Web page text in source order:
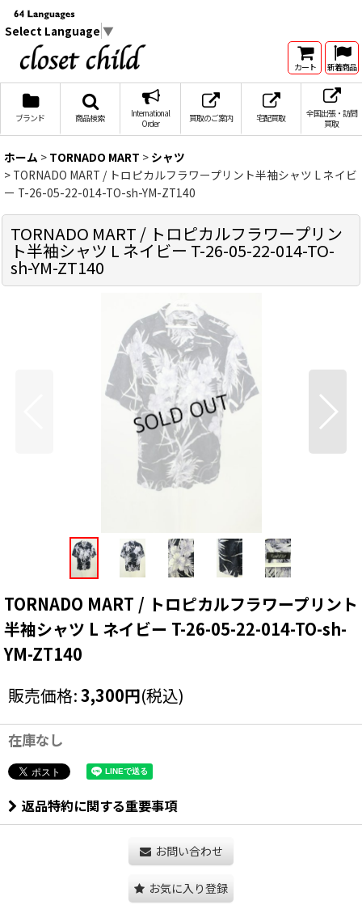
Select Language ▼
カート 新着商品
ブランド 商品検索
International
Order
買取のご案内 宅配買取
全国出張・訪問
買取
ホーム > TORNADO MART > シャツ
> TORNADO MART / トロピカルフラワープリント半袖シャツ L ネイビ
ー T-26-05-22-014-TO-sh-YM-ZT140
TORNADO MART / トロピカルフラワープリン
ト半袖シャツ L ネイビー T-26-05-22-014-TO-
sh-YM-ZT140
TORNADO MART / トロピカルフラワープリント
半袖シャツ L ネイビー T-26-05-22-014-TO-sh-
YM-ZT140
販売価格:3,300円(税込)
在庫なし
返品特約に関する重要事項
お問い合わせ
お気に入り登録